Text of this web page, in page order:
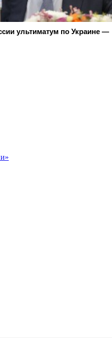
ультиматум по Украине —